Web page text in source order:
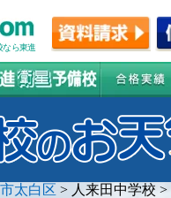
なら東進
太白区 > 人来田中学校 >